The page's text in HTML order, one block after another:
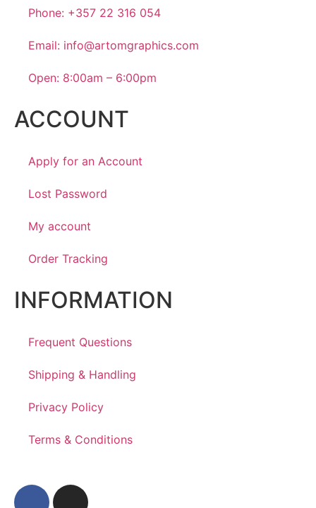
Phone: +357 22 316 054
Email: info@artomgraphics.com
Open: 8:00am – 6:00pm
ACCOUNT
Apply for an Account
Lost Password
My account
Order Tracking
INFORMATION
Frequent Questions
Shipping & Handling
Privacy Policy
Terms & Conditions